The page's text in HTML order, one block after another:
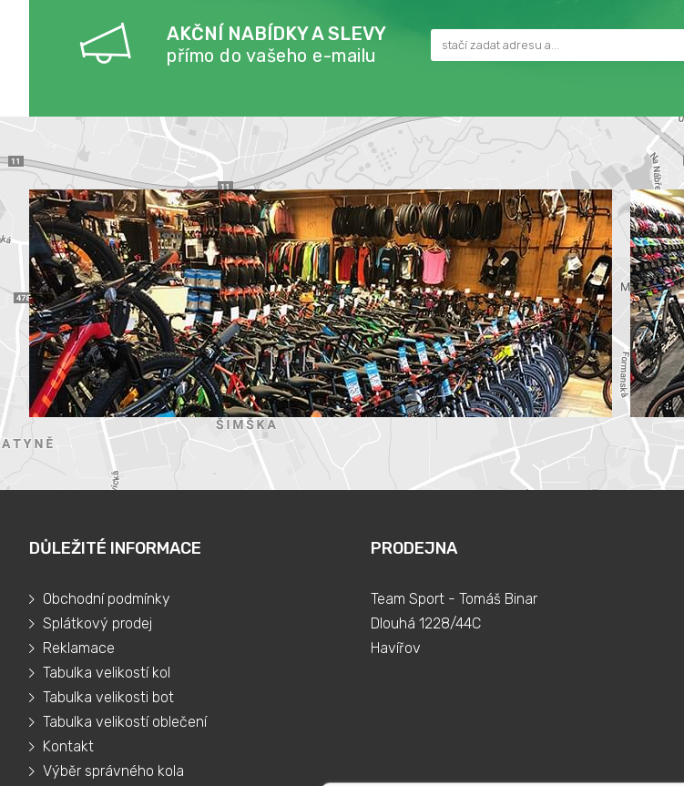
AKČNÍ NABÍDKY A SLEVY
přímo do vašeho e-mailu
DŮLEŽITÉ INFORMACE
Obchodní podmínky
Splátkový prodej
Reklamace
Tabulka velikostí kol
Tabulka velikosti bot
Tabulka velikostí oblečení
Kontakt
Výběr správného kola
PRODEJNA
Team Sport - Tomáš Binar
Dlouhá 1228/44C
Havířov